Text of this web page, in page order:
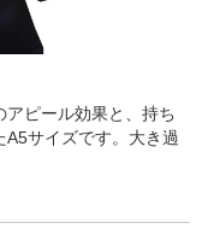
アピール効果と、持ち
サイズです。大き過